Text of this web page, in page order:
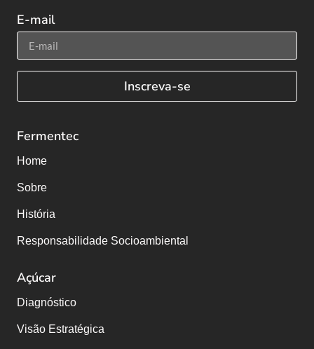
E-mail
Inscreva-se
Fermentec
Home
Sobre
História
Responsabilidade Socioambiental
Açúcar
Diagnóstico
Visão Estratégica